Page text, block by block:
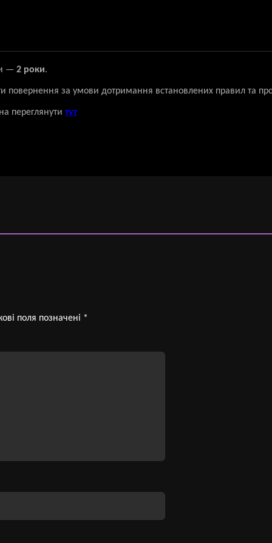
— 2 роки.
повернення за умови дотримання встановлених правил та
переглянути тут
поля позначені *